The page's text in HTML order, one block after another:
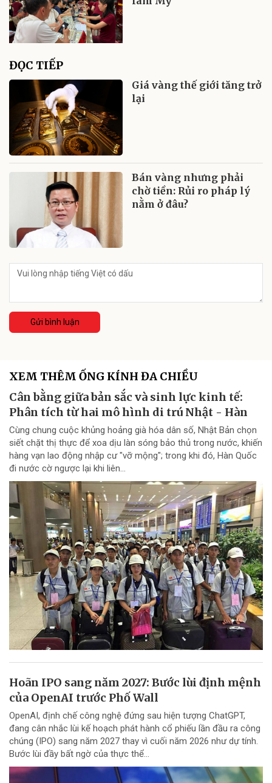
ĐỌC TIẾP
Giá vàng thế giới tăng trở
lại
Bán vàng nhưng phải
chờ tiền: Rủi ro pháp lý
nằm ở đâu?
Gửi bình luận
XEM THÊM ỐNG KÍNH ĐA CHIỀU
Cân bằng giữa bản sắc và sinh lực kinh tế:
Phân tích từ hai mô hình di trú Nhật - Hàn
Cùng chung cuộc khủng hoảng già hóa dân số, Nhật Bản chọn
siết chặt thị thực để xoa dịu làn sóng bảo thủ trong nước, khiến
hàng vạn lao động nhập cư "vỡ mộng"; trong khi đó, Hàn Quốc
đi nước cờ ngược lại khi liên...
Hoãn IPO sang năm 2027: Bước lùi định mệnh
của OpenAI trước Phố Wall
OpenAI, định chế công nghệ đứng sau hiện tượng ChatGPT,
đang cân nhắc lùi kế hoạch phát hành cổ phiếu lần đầu ra công
chúng (IPO) sang năm 2027 thay vì cuối năm 2026 như dự tính.
Bước lùi đầy bất ngờ của thực thể...